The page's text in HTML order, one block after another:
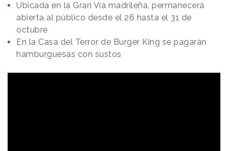
Ubicada en la Gran Vía madrileña, permanecerá
abierta al público desde el 26 hasta el 31 de
octubre
En la Casa del Terror de Burger King se pagarán
hamburguesas con sustos